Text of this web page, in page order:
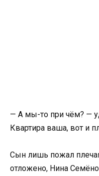
— А мы-то при чём? —
Квартира ваша, вот и
Сын лишь пожал
отложено, Нина